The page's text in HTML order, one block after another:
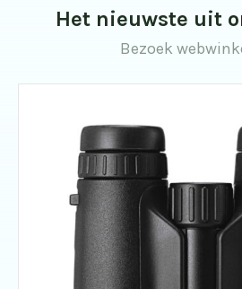
Het nieuwste uit
Bezoek